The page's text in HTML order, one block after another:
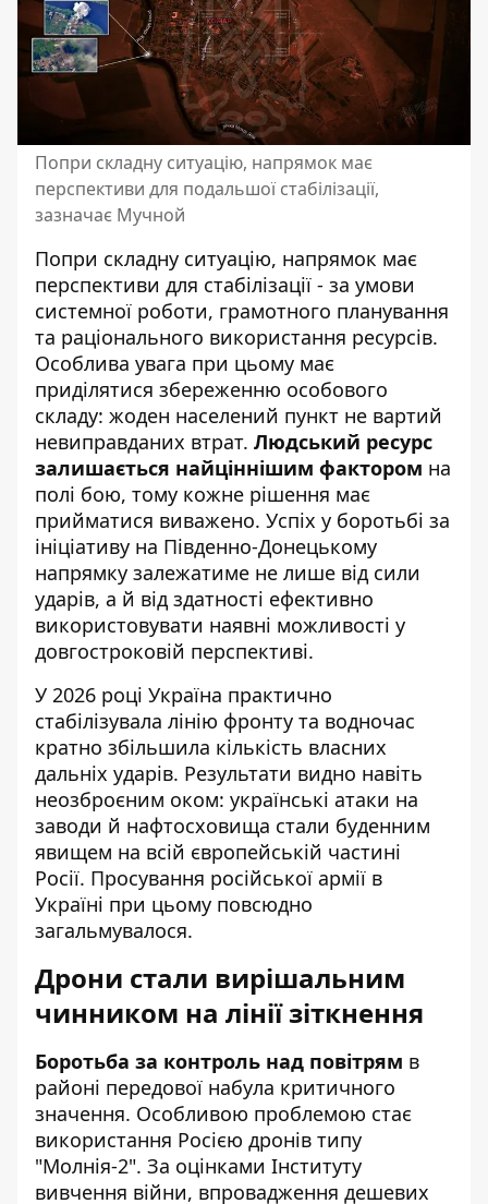
Попри складну ситуацію, напрямок має
перспективи для подальшої стабілізації,
зазначає Мучной
Попри складну ситуацію, напрямок має
перспективи для стабілізації - за умови
системної роботи, грамотного планування
та раціонального використання ресурсів.
Особлива увага при цьому має
приділятися збереженню особового
складу: жоден населений пункт не вартий
невиправданих втрат. Людський ресурс
залишається найціннішим фактором на
полі бою, тому кожне рішення має
прийматися виважено. Успіх у боротьбі за
ініціативу на Південно-Донецькому
напрямку залежатиме не лише від сили
ударів, а й від здатності ефективно
використовувати наявні можливості у
довгостроковій перспективі.
У 2026 році Україна практично
стабілізувала лінію фронту та водночас
кратно збільшила кількість власних
дальніх ударів. Результати видно навіть
неозброєним оком: українські атаки на
заводи й нафтосховища стали буденним
явищем на всій європейській частині
Росії. Просування російської армії в
Україні при цьому повсюдно
загальмувалося.
Дрони стали вирішальним
чинником на лінії зіткнення
Боротьба за контроль над повітрям в
районі передової набула критичного
значення. Особливою проблемою стає
використання Росією дронів типу
"Молнія-2". За оцінками Інституту
вивчення війни, впровадження дешевих